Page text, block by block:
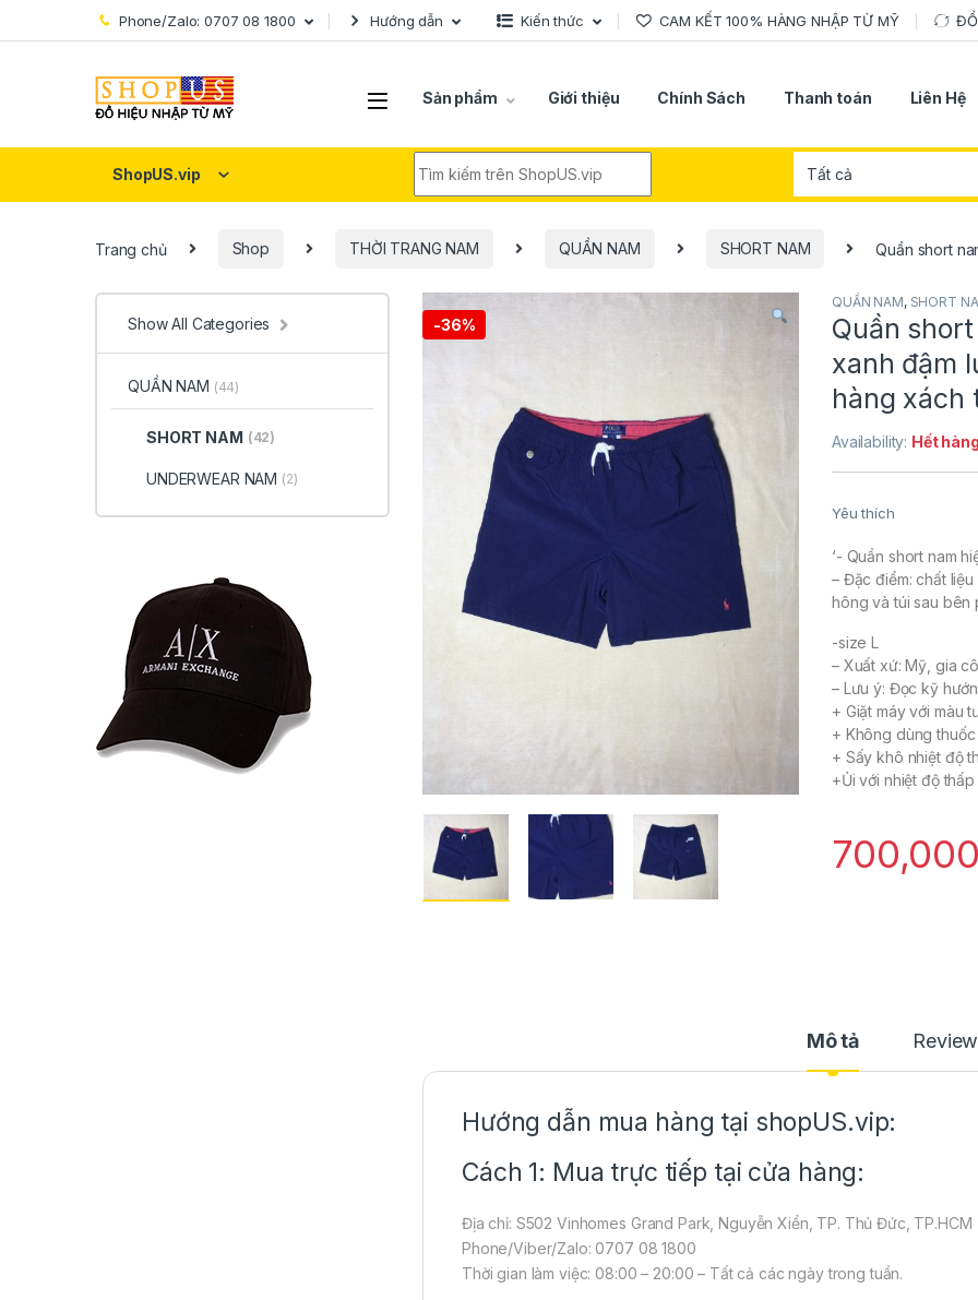
Skip to navigation
Skip to content Phone/Zalo: 0707 08 1800 Hướng dẫn Kiến thức CAM KẾT 100% HÀNG NHẬP TỪ MỸ
Sản phẩm Giới thiệu Chính Sách Thanh toán Liên Hệ
ShopUS.vip
Trang chủ Shop THỜI TRANG NAM QUẦN NAM SHORT NAM Quần short
-36%
QUẦN NAM, SHORT
Quần
xanh đậm
hàng xách
Availability: Hết
Yêu thích
‘- Quần short nam
– Đặc điểm: chất
hông và túi sau bên
-size L
– Xuất xứ: Mỹ, gia
– Lưu ý: Đọc kỹ
+ Giặt máy với màu
+ Không dùng
+ Sấy khô nhiệt độ
+Ủi với nhiệt độ
Mô tả
Hướng dẫn mua hàng tại shopUS.vip:
Cách 1: Mua trực tiếp tại cửa hàng:
Địa chỉ: S502 Vinhomes Grand Park, Nguyễn Xiển, TP. Thủ Đức, TP.HCM
Phone/Viber/Zalo: 0707 08 1800
Thời gian làm việc: 08:00 – 20:00 – Tất cả các ngày trong tuần.
Show All Categories
QUẦN NAM (44)
SHORT NAM (42)
UNDERWEAR NAM (2)